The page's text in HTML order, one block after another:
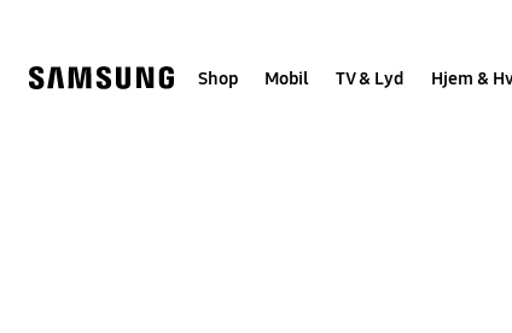
Shop Mobil TV & Lyd Hjem &